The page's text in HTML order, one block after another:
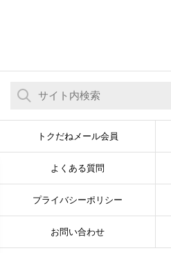
トクだねメール会員
よくある質問
プライバシーポリシー
お問い合わせ